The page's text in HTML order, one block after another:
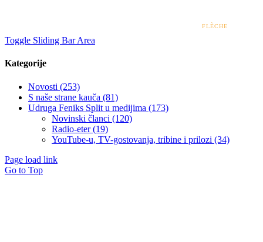
FLÈCHE
Toggle Sliding Bar Area
Kategorije
Novosti (253)
S naše strane kauča (81)
Udruga Feniks Split u medijima (173)
Novinski članci (120)
Radio-eter (19)
YouTube-u, TV-gostovanja, tribine i prilozi (34)
Page load link
Go to Top